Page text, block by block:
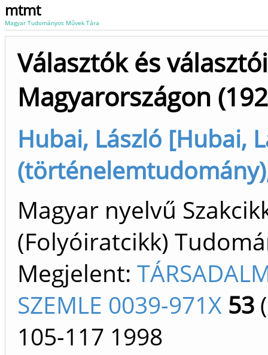
mtmt
Magyar Tudományos Művek Tára
Választók és
Magyarországon
Hubai, László [Hubai,
Magyar nyelvű
(Folyóiratcikk)
Megjelent:
SZEMLE 0039-971X 53
105-117 1998